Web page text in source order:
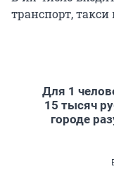
транспорт,
Для 1
15 тысяч
городе